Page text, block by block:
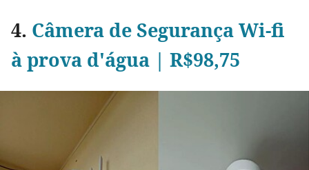
4. Câmera de Segurança Wi-fi
à prova d'água | R$98,75